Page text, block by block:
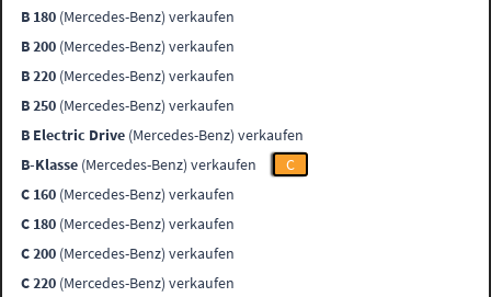
B 180 (Mercedes-Benz) verkaufen
B 200 (Mercedes-Benz) verkaufen
B 220 (Mercedes-Benz) verkaufen
B 250 (Mercedes-Benz) verkaufen
B Electric Drive (Mercedes-Benz) verkaufen
B-Klasse (Mercedes-Benz) verkaufen
C
C 160 (Mercedes-Benz) verkaufen
C 180 (Mercedes-Benz) verkaufen
C 200 (Mercedes-Benz) verkaufen
C 220 (Mercedes-Benz) verkaufen